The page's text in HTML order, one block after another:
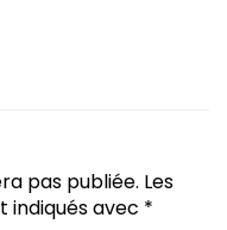
pas publiée. Les
indiqués avec *